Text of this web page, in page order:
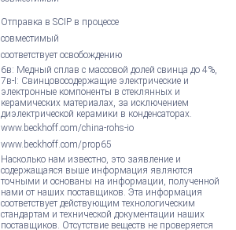
Отправка в SCIP в процессе
совместимый
соответствует освобождению
6в: Медный сплав с массовой долей свинца до 4%,
7в-I: Свинцовосодержащие электрические и
электронные компоненты в стеклянных и
керамических материалах, за исключением
диэлектрической керамики в конденсаторах.
www.beckhoff.com/china-rohs-io
www.beckhoff.com/prop65
Насколько нам известно, это заявление и
содержащаяся выше информация являются
точными и основаны на информации, полученной
нами от наших поставщиков. Эта информация
соответствует действующим технологическим
стандартам и технической документации наших
поставщиков. Отсутствие веществ не проверяется